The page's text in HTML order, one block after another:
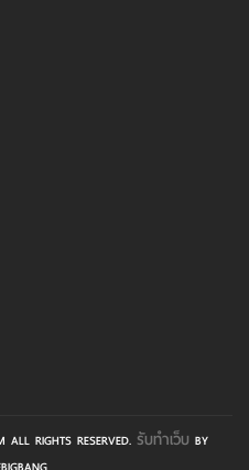
ALL RIGHTS RESERVED. รับทำเว็บ BY